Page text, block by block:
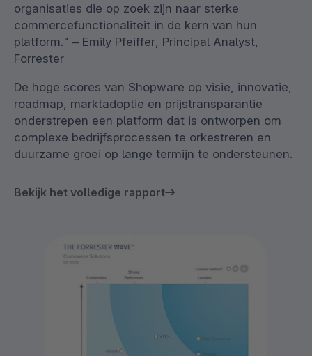
organisaties die op zoek zijn naar sterke
commercefunctionaliteit in de kern van hun
platform." – Emily Pfeiffer, Principal Analyst,
Forrester
De hoge scores van Shopware op visie, innovatie,
roadmap, marktadoptie en prijstransparantie
onderstrepen een platform dat is ontworpen om
complexe bedrijfsprocessen te orkestreren en
duurzame groei op lange termijn te ondersteunen.
Bekijk het volledige rapport